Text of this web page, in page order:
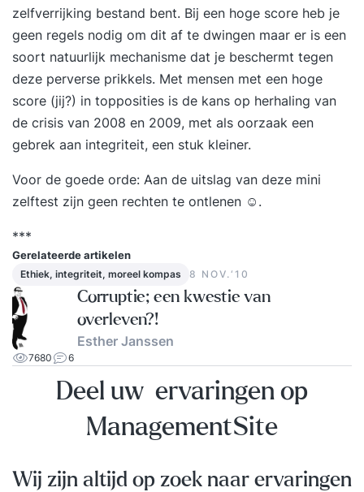
zelfverrijking bestand bent. Bij een hoge score heb je
geen regels nodig om dit af te dwingen maar er is een
soort natuurlijk mechanisme dat je beschermt tegen
deze perverse prikkels. Met mensen met een hoge
score (jij?) in topposities is de kans op herhaling van
de crisis van 2008 en 2009, met als oorzaak een
gebrek aan integriteit, een stuk kleiner.
Voor de goede orde: Aan de uitslag van deze mini
zelftest zijn geen rechten te ontlenen ☺.
***
Gerelateerde artikelen
Ethiek, integriteit, moreel kompas 8 NOV.‘10
Corruptie; een kwestie van
overleven?!
Esther Janssen
7680 6
Deel uw ervaringen op
ManagementSite
Wij zijn altijd op zoek naar ervaringen